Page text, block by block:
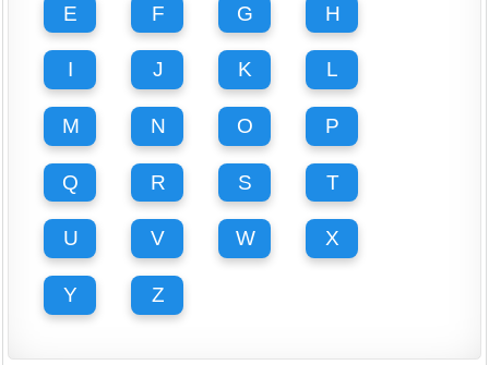
E F G H
I J K L
M N O P
Q R S T
U V W X
Y Z